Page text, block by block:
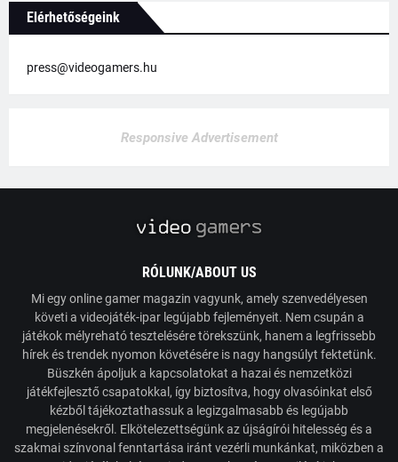
Elérhetőségeink
press@videogamers.hu
Responsive Advertisement
RÓLUNK/ABOUT US
Mi egy online gamer magazin vagyunk, amely szenvedélyesen
követi a videojáték-ipar legújabb fejleményeit. Nem csupán a
játékok mélyreható tesztelésére törekszünk, hanem a legfrissebb
hírek és trendek nyomon követésére is nagy hangsúlyt fektetünk.
Büszkén ápoljuk a kapcsolatokat a hazai és nemzetközi
játékfejlesztő csapatokkal, így biztosítva, hogy olvasóinkat első
kézből tájékoztathassuk a legizgalmasabb és legújabb
megjelenésekről. Elkötelezettségünk az újságírói hitelesség és a
szakmai színvonal fenntartása iránt vezérli munkánkat, miközben a